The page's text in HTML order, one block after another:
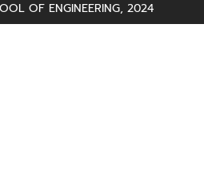
OF ENGINEERING, 2024